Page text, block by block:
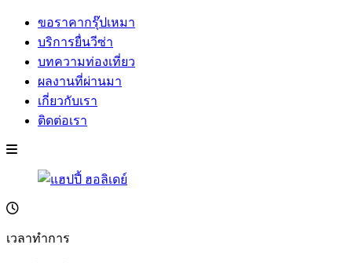
ขอราคากรุ๊ปเหมา
บริการยื่นวีซ่า
บทความท่องเที่ยว
ผลงานที่ผ่านมา
เกี่ยวกับเรา
ติดต่อเรา
เวลาทำการ